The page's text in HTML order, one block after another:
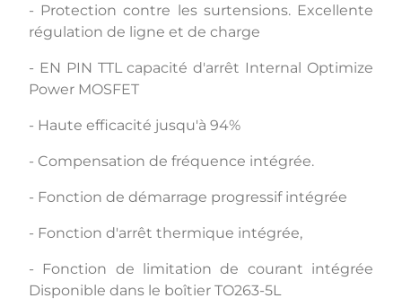
- Protection contre les surtensions. Excellente
régulation de ligne et de charge
- EN PIN TTL capacité d'arrêt Internal Optimize
Power MOSFET
- Haute efficacité jusqu'à 94%
- Compensation de fréquence intégrée.
- Fonction de démarrage progressif intégrée
- Fonction d'arrêt thermique intégrée,
- Fonction de limitation de courant intégrée
Disponible dans le boîtier TO263-5L